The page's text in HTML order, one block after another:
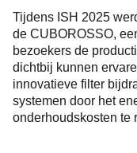
Tijdens ISH 2025
de CUBOROSSO,
bezoekers de
dichtbij kunnen
innovatieve filter
systemen door het
onderhoudskosten te